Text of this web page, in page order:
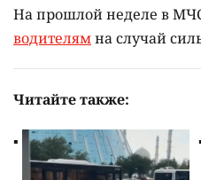
На прошлой неделе в
водителямна случай
Читайте также: